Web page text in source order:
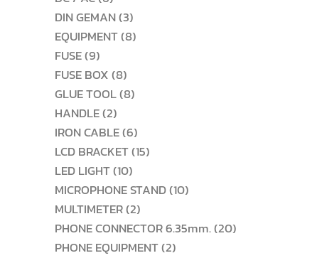
สินค้า
DIN GEMAN 33
สินค้า
EQUIPMENT 88
FUSE 99
สินค้า
FUSE BOX 88
สินค้า
GLUE TOOL 88
HANDLE 22
สินค้า
IRON CABLE 66
สินค้า
LCD BRACKET 1515
LED LIGHT 1010
สินค้า
MICROPHONE STAND 1010
MULTIMETER 22
สินค้า
PHONE CONNECTOR 6.35mm. 2020
PHONE EQUIPMENT 22